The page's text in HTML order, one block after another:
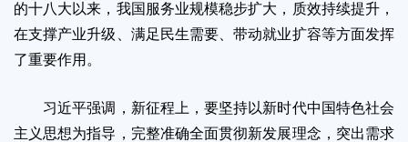
的十八大以来，我国服务业规模稳步扩大，质效持续提升，
在支撑产业升级、满足民生需要、带动就业扩容等方面发挥
了重要作用。
习近平强调，新征程上，要坚持以新时代中国特色社会
主义思想为指导，完整准确全面贯彻新发展理念，突出需求